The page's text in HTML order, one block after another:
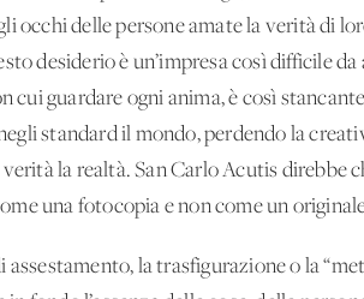
occhi delle persone amate la verità di
desiderio è un’impresa così difficile
guardare ogni anima, è così
standard il mondo, perdendo la
la realtà. San Carlo Acutis direbbe
una fotocopia e non come un
la trasfigurazione o la